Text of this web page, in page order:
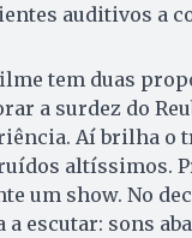
auditivos a
tem duas
a surdez do
Aí brilha o
altíssimos.
um show. No
a escutar: sons